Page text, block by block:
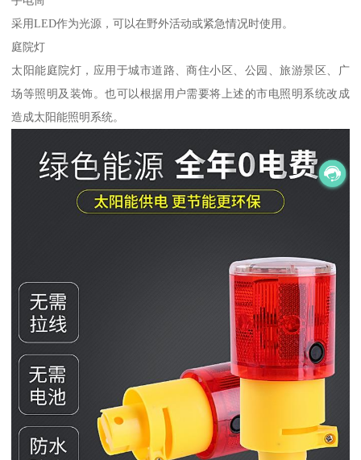
采用LED作为光源，可以在野外活动或紧急情况时使用。
庭院灯
太阳能庭院灯，应用于城市道路、商住小区、公园、旅游景区、广
场等照明及装饰。也可以根据用户需要将上述的市电照明系统改成
造成太阳能照明系统。